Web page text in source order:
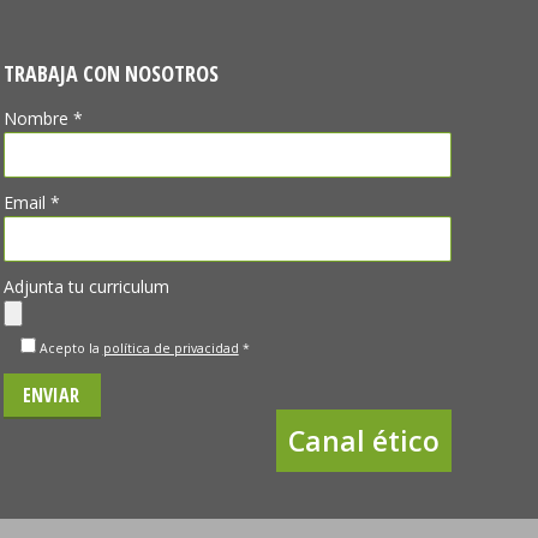
TRABAJA CON NOSOTROS
Nombre *
Email *
Adjunta tu curriculum
Acepto la política de privacidad *
Canal ético